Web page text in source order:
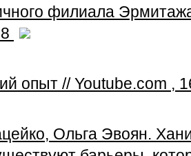
филиала
опыт // Youtube.com ,
Ольга Эвоян.